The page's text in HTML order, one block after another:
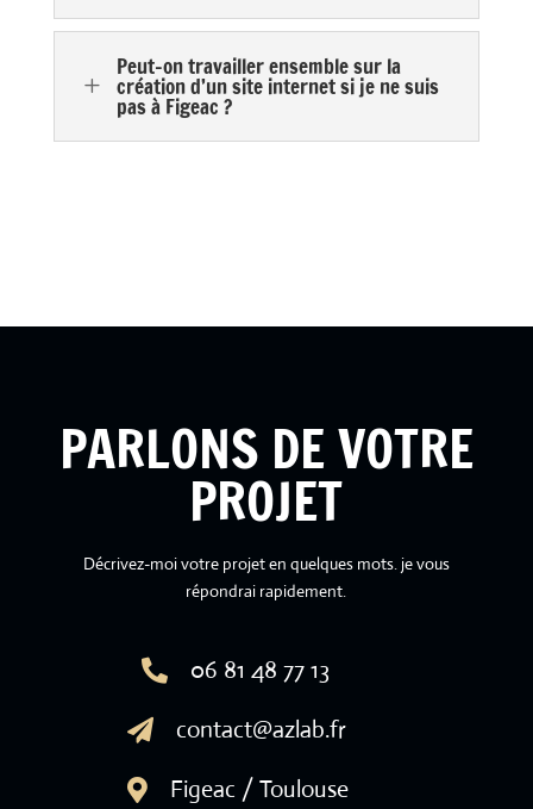
L
Peut-on travailler ensemble sur la
création d’un site internet si je ne suis
pas à Figeac ?
PARLONS DE VOTRE
PROJET
Décrivez-moi votre projet en quelques mots. je vous
répondrai rapidement.
 06 81 48 77 13
 contact@azlab.fr
 Figeac / Toulouse